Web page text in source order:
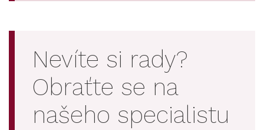
Nevíte si rady?
Obraťte se na
našeho specialistu